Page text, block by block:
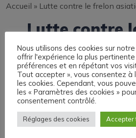
Accueil » Lutte contre le frelon
Lutte contre
Madame, Monsieur,
Le frelon asiatique ou frelon à
espèce invasive. Il participe à la
Nous utilisons des cookies sur
offrir l'expérience la plus
préférences et en répétant vos
Tout accepter », vous consentez à
les cookies. Cependant, vous
les « Paramètres des cookies »
consentement contrôlé.
Réglages des cookies Accepter